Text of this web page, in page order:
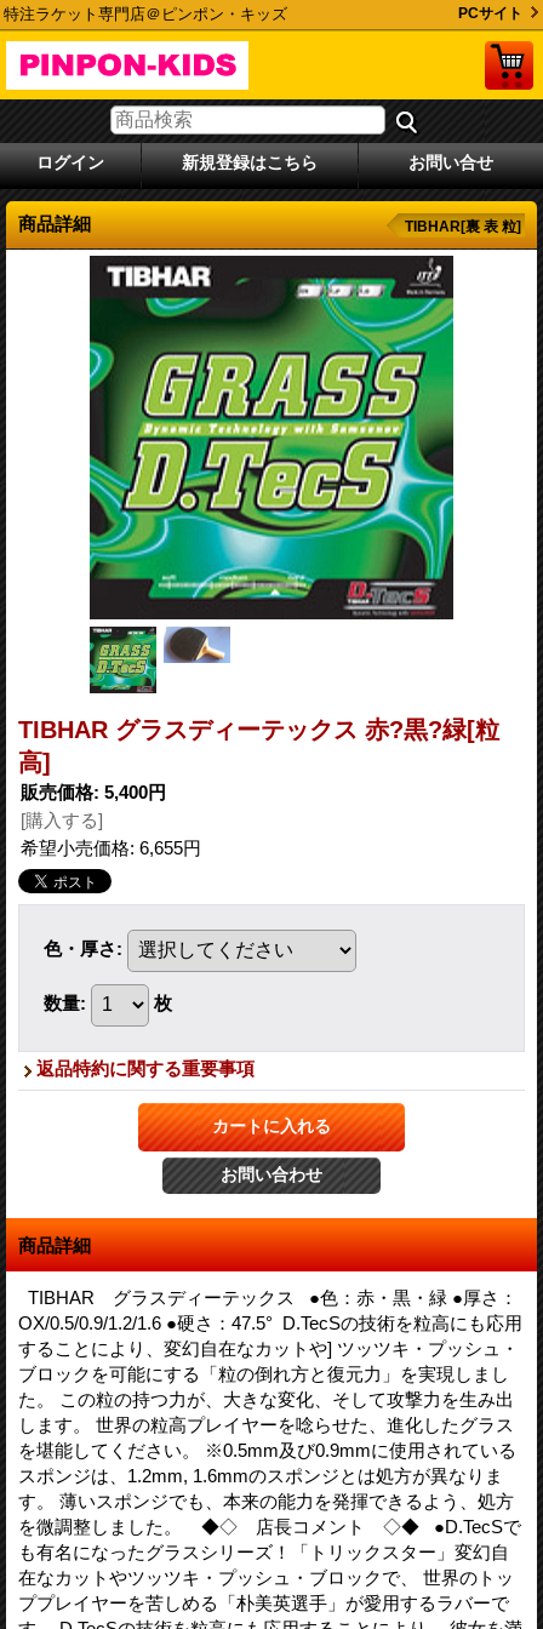
特注ラケット専門店＠ピンポン・キッズ PCサイト
ログイン 新規登録はこちら お問い合せ
商品詳細 TIBHAR[裏 表 粒]
TIBHAR グラスディーテックス 赤?黒?緑[粒
高]
販売価格: 5,400円
[購入する]
希望小売価格: 6,655円
色・厚さ:
数量: 枚
返品特約に関する重要事項
商品詳細
TIBHAR グラスディーテックス ●色：赤・黒・緑 ●厚さ：
OX/0.5/0.9/1.2/1.6 ●硬さ：47.5° D.TecSの技術を粒高にも応用
することにより、変幻自在なカットや] ツッツキ・プッシュ・
ブロックを可能にする「粒の倒れ方と復元力」を実現しまし
た。 この粒の持つ力が、大きな変化、そして攻撃力を生み出
します。 世界の粒高プレイヤーを唸らせた、進化したグラス
を堪能してください。 ※0.5mm及び0.9mmに使用されている
スポンジは、1.2mm, 1.6mmのスポンジとは処方が異なりま
す。 薄いスポンジでも、本来の能力を発揮できるよう、処方
を微調整しました。 ◆◇ 店長コメント ◇◆ ●D.TecSで
も有名になったグラスシリーズ！「トリックスター」変幻自
在なカットやツッツキ・プッシュ・ブロックで、 世界のトッ
ププレイヤーを苦しめる「朴美英選手」が愛用するラバーで